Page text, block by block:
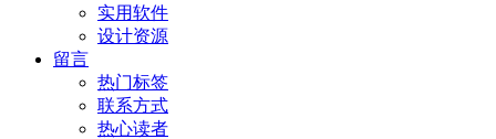
实用软件
设计资源
留言
热门标签
联系方式
热心读者